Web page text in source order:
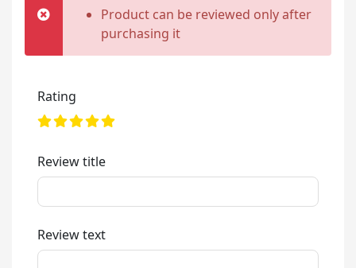
Product can be reviewed only after
purchasing it
Rating
Review title
Review text